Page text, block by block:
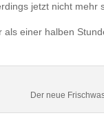
jetzt nicht mehr
einer halben
Der neue